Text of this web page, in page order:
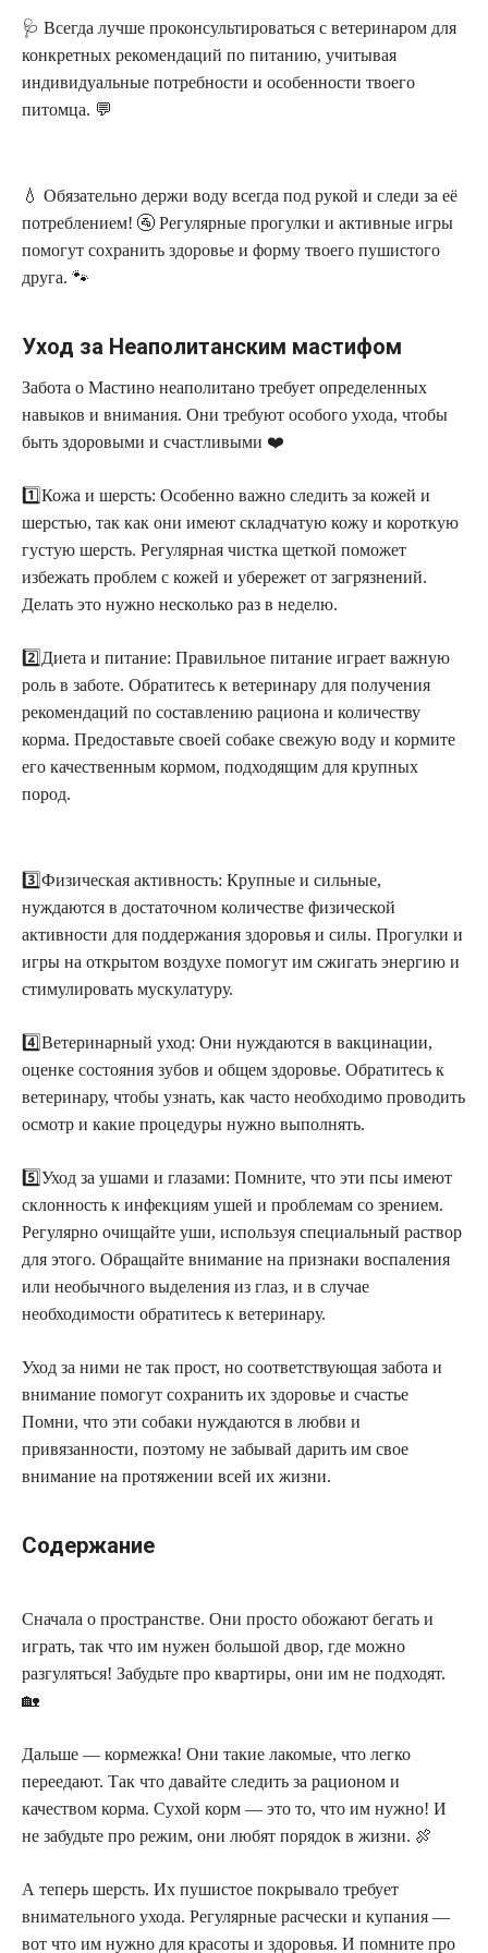
🩺 Всегда лучше проконсультироваться с ветеринаром для
конкретных рекомендаций по питанию, учитывая
индивидуальные потребности и особенности твоего
питомца. 💬
💧 Обязательно держи воду всегда под рукой и следи за её
потреблением! 🚰 Регулярные прогулки и активные игры
помогут сохранить здоровье и форму твоего пушистого
друга. 🐾
Уход за Неаполитанским мастифом
Забота о Мастино неаполитано требует определенных
навыков и внимания. Они требуют особого ухода, чтобы
быть здоровыми и счастливыми ❤️
1️⃣Кожа и шерсть: Особенно важно следить за кожей и
шерстью, так как они имеют складчатую кожу и короткую
густую шерсть. Регулярная чистка щеткой поможет
избежать проблем с кожей и убережет от загрязнений.
Делать это нужно несколько раз в неделю.
2️⃣Диета и питание: Правильное питание играет важную
роль в заботе. Обратитесь к ветеринару для получения
рекомендаций по составлению рациона и количеству
корма. Предоставьте своей собаке свежую воду и кормите
его качественным кормом, подходящим для крупных
пород.
3️⃣Физическая активность: Крупные и сильные,
нуждаются в достаточном количестве физической
активности для поддержания здоровья и силы. Прогулки и
игры на открытом воздухе помогут им сжигать энергию и
стимулировать мускулатуру.
4️⃣Ветеринарный уход: Они нуждаются в вакцинации,
оценке состояния зубов и общем здоровье. Обратитесь к
ветеринару, чтобы узнать, как часто необходимо проводить
осмотр и какие процедуры нужно выполнять.
5️⃣Уход за ушами и глазами: Помните, что эти псы имеют
склонность к инфекциям ушей и проблемам со зрением.
Регулярно очищайте уши, используя специальный раствор
для этого. Обращайте внимание на признаки воспаления
или необычного выделения из глаз, и в случае
необходимости обратитесь к ветеринару.
Уход за ними не так прост, но соответствующая забота и
внимание помогут сохранить их здоровье и счастье
Помни, что эти собаки нуждаются в любви и
привязанности, поэтому не забывай дарить им свое
внимание на протяжении всей их жизни.
Содержание
Сначала о пространстве. Они просто обожают бегать и
играть, так что им нужен большой двор, где можно
разгуляться! Забудьте про квартиры, они им не подходят.
🏡
Дальше — кормежка! Они такие лакомые, что легко
переедают. Так что давайте следить за рационом и
качеством корма. Сухой корм — это то, что им нужно! И
не забудьте про режим, они любят порядок в жизни. 🍖
А теперь шерсть. Их пушистое покрывало требует
внимательного ухода. Регулярные расчески и купания —
вот что им нужно для красоты и здоровья. И помните про